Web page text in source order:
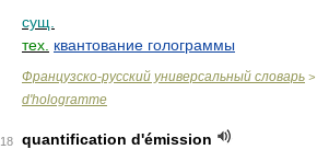
сущ.
тех. квантование голограммы
Французско-русский универсальный словарь >
d'hologramme
18
quantification d'émission